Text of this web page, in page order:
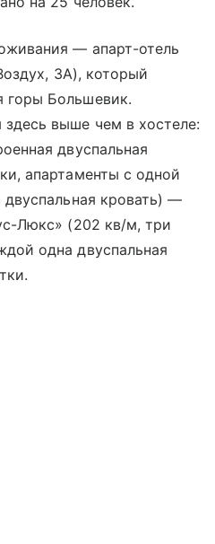
— апарт-отель
3А), который
горы Большевик.
выше чем в хостеле:
двуспальная
апартаменты с одной
кровать) —
Люкс» (202 кв/м, три
одна двуспальная